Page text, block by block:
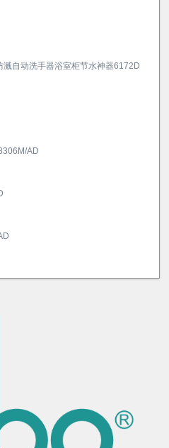
自动洗手器浴室柜节水神器6172D
AD